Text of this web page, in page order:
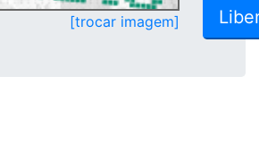
[trocar imagem]